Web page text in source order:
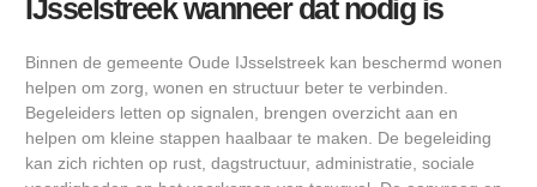
IJsselstreek wanneer dat nodig is
Binnen de gemeente Oude IJsselstreek kan beschermd wonen
helpen om zorg, wonen en structuur beter te verbinden.
Begeleiders letten op signalen, brengen overzicht aan en
helpen om kleine stappen haalbaar te maken. De begeleiding
kan zich richten op rust, dagstructuur, administratie, sociale